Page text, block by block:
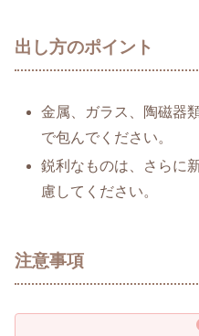
出し方のポイント
金属、ガラス、陶磁器
で包んでください。
鋭利なものは、さらに
慮してください。
注意事項